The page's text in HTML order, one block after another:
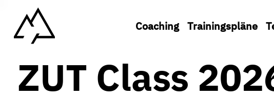
Coaching Trainingspläne
ZUT Class